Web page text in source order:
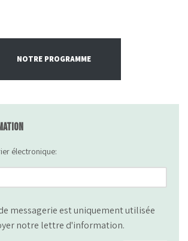
NOTRE PROGRAMME
électronique:
messagerie est uniquement utilisée
notre lettre d'information.